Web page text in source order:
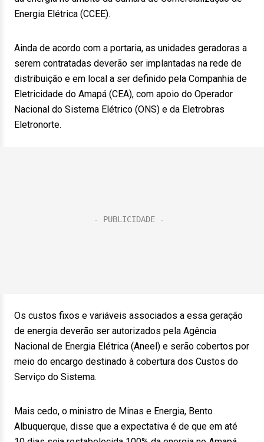
Energia Elétrica (CCEE).
Ainda de acordo com a portaria, as unidades geradoras a
serem contratadas deverão ser implantadas na rede de
distribuição e em local a ser definido pela Companhia de
Eletricidade do Amapá (CEA), com apoio do Operador
Nacional do Sistema Elétrico (ONS) e da Eletrobras
Eletronorte.
Os custos fixos e variáveis associados a essa geração
de energia deverão ser autorizados pela Agência
Nacional de Energia Elétrica (Aneel) e serão cobertos por
meio do encargo destinado à cobertura dos Custos do
Serviço do Sistema.
Mais cedo, o ministro de Minas e Energia, Bento
Albuquerque, disse que a expectativa é de que em até